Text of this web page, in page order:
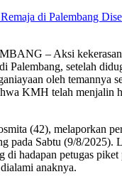
– Aksi
Palembang, setelah
oleh temannya
KMH telah menjalin
(42), melaporkan
pada Sabtu (9/8/2025).
di hadapan petugas piket
anaknya.